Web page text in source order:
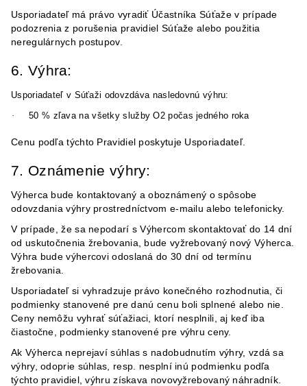
Usporiadateľ má právo vyradiť Účastníka Súťaže v prípade
podozrenia z porušenia pravidiel Súťaže alebo použitia
neregulárnych postupov.
6. Výhra:
Usporiadateľ v Súťaži odovzdáva nasledovnú výhru:
·
50 % zľava na všetky služby O2 počas jedného roka
Cenu podľa týchto Pravidiel poskytuje Usporiadateľ.
7. Oznámenie výhry:
Výherca bude kontaktovaný a oboznámený o spôsobe
odovzdania výhry prostredníctvom e-mailu alebo telefonicky.
V prípade, že sa nepodarí s Výhercom skontaktovať do 14 dní
od uskutočnenia žrebovania, bude vyžrebovaný nový Výherca.
Výhra bude výhercovi odoslaná do 30 dní od termínu
žrebovania.
Usporiadateľ si vyhradzuje právo konečného rozhodnutia, či
podmienky stanovené pre danú cenu boli splnené alebo nie.
Ceny nemôžu vyhrať súťažiaci, ktorí nesplnili, aj keď iba
čiastočne, podmienky stanovené pre výhru ceny.
Ak Výherca neprejaví súhlas s nadobudnutím výhry, vzdá sa
výhry, odoprie súhlas, resp. nesplní inú podmienku podľa
týchto pravidiel, výhru získava novovyžrebovaný náhradník.